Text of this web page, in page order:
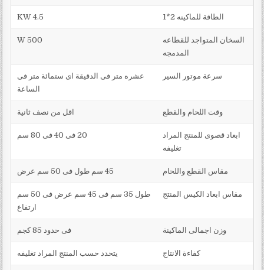
الطاقة للماكينه 2*1 4.5 KW
السخان المتواجد للقطاعه
المدمجه
500 W
سرعة موتور السير
عشره متر فى الدقيقة اى ستمائة متر فى
الساعة
وقت اللحام والقطع اقل من نصف ثانية
ابعاد قصوى للمنتج المراد
تغليفه
20 فى 40 فى 80 سم
مقاس القطع واللحام 45 سم طول فى 50 سم عرض
مقاس ابعاد الكيس المنتج
طول 35 سم فى 45 سم عرض فى 50 سم
ارتفاع
وزن اجمالى الماكينة فى حدود 85 كجم
كفاءة الانتاج يتحدد حسب المنتج المراد تغليفه